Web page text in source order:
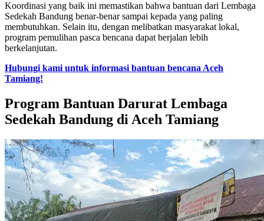
Koordinasi yang baik ini memastikan bahwa bantuan dari Lembaga
Sedekah Bandung benar-benar sampai kepada yang paling
membutuhkan. Selain itu, dengan melibatkan masyarakat lokal,
program pemulihan pasca bencana dapat berjalan lebih
berkelanjutan.
Hubungi kami untuk informasi bantuan bencana Aceh
Tamiang!
Program Bantuan Darurat Lembaga
Sedekah Bandung di Aceh Tamiang